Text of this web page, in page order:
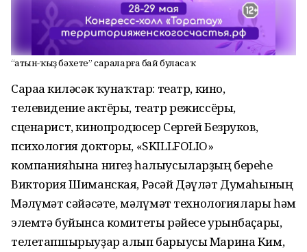
“Ҡатын-ҡыҙ бәхете” сараларға бай буласаҡ
Сараға киләсәк ҡунаҡтар: театр, кино,
телевидение актёры, театр режиссёры,
сценарист, кинопродюсер Сергей Безруков,
психология докторы, «SKILLFOLIO»
компанияһына нигеҙ һалыусыларҙың береһе
Виктория Шиманская, Рәсәй Дәүләт Думаһының
Мәғлүмәт сәйәсәте, мәғлүмәт технологиялары һәм
элемтә буйынса комитеты рәйесе урынбаҫары,
телетапшырыуҙар алып барыусы Марина Ким,